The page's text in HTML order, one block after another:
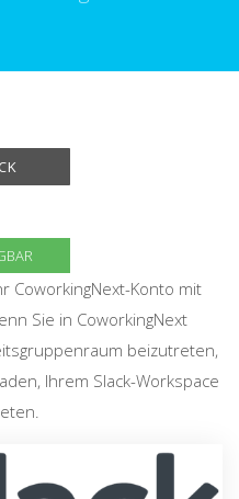
CoworkingNext-Konto mit
Sie in CoworkingNext
beizutreten,
Ihrem Slack-Workspace